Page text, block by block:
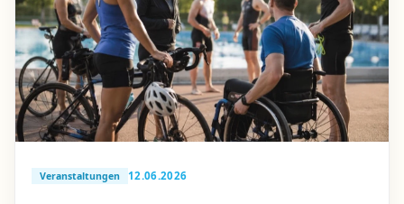
Veranstaltungen 12.06.2026